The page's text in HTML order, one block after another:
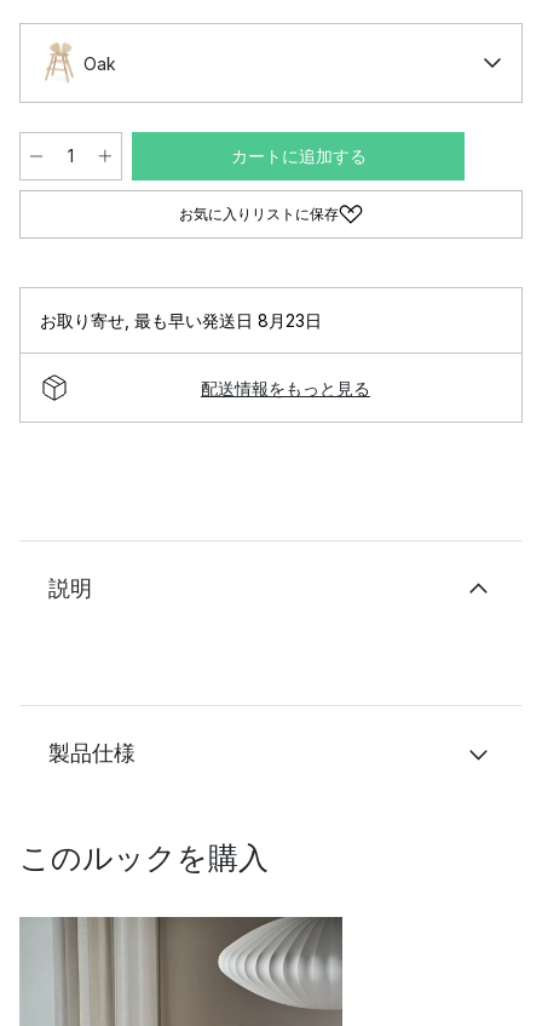
Oak
カートに追加する
お気に入りリストに保存
お取り寄せ 最も早い発送日 8月23日
配送情報をもっと見る
説明
製品仕様
このルックを購入